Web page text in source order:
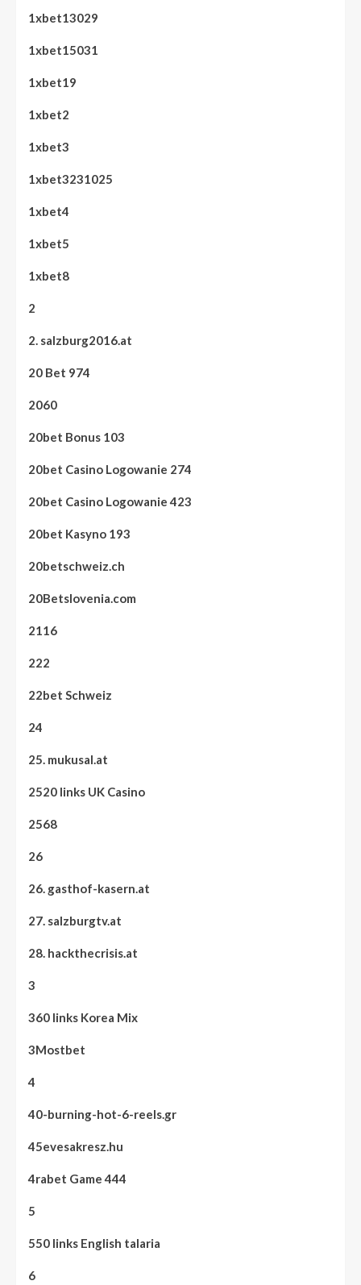
1xbet13029
1xbet15031
1xbet19
1xbet2
1xbet3
1xbet3231025
1xbet4
1xbet5
1xbet8
2
2. salzburg2016.at
20 Bet 974
2060
20bet Bonus 103
20bet Casino Logowanie 274
20bet Casino Logowanie 423
20bet Kasyno 193
20betschweiz.ch
20Betslovenia.com
2116
222
22bet Schweiz
24
25. mukusal.at
2520 links UK Casino
2568
26
26. gasthof-kasern.at
27. salzburgtv.at
28. hackthecrisis.at
3
360 links Korea Mix
3Mostbet
4
40-burning-hot-6-reels.gr
45evesakresz.hu
4rabet Game 444
5
550 links English talaria
6